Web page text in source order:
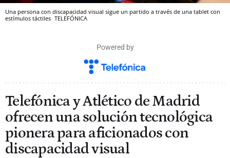
Una persona con discapacidad visual sigue un partido a través de una tablet con
estímulos táctiles TELEFÓNICA
Powered by
Telefónica y Atlético de Madrid
ofrecen una solución tecnológica
pionera para aficionados con
discapacidad visual